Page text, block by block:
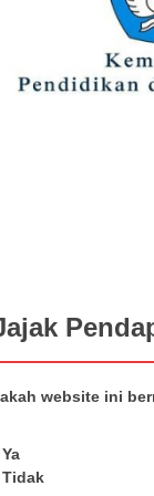
website ini